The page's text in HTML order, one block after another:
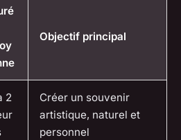
Objectif principal
2
Créer un souvenir
artistique, naturel et
personnel